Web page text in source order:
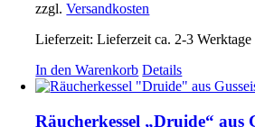
zzgl.Versandkosten
Lieferzeit:Lieferzeit ca. 2-3
In den Warenkorb Details
Räucherkessel „Druide“ aus